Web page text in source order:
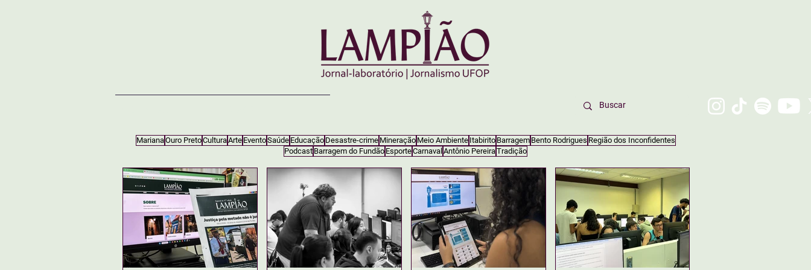
MarianaOuro PretoCulturaArte EventoSaúde Educação Desastre-crime Mineração Meio Ambiente Itabirito Barragem Bento Rodrigues Região dos Inconfidentes
Podcast Barragem do Fundão EsporteCarnaval Antônio PereiraTradição